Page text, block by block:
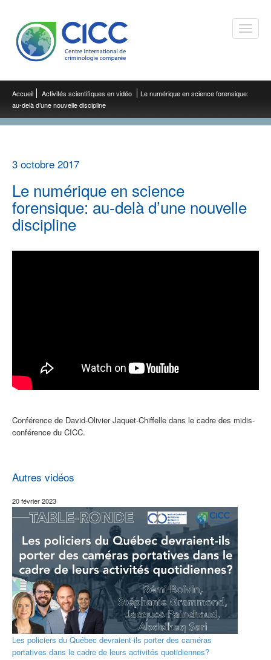
Toggle
Accueil Activités scientifiques en vidéo
Le numérique en science forensique:
au-delà d’une nouvelle discipline
3 octobre 2017
Le numérique en science
forensique: au-delà d’une nouvelle
discipline
Conférence de David-Olivier Jaquet-Chiffelle dans le cadre des midis-
conférence du CICC.
Autres vidéos
20 février 2023
Les policiers du Québec devraient-ils porter des caméras
portatives dans le cadre de leurs activités quotidiennes?